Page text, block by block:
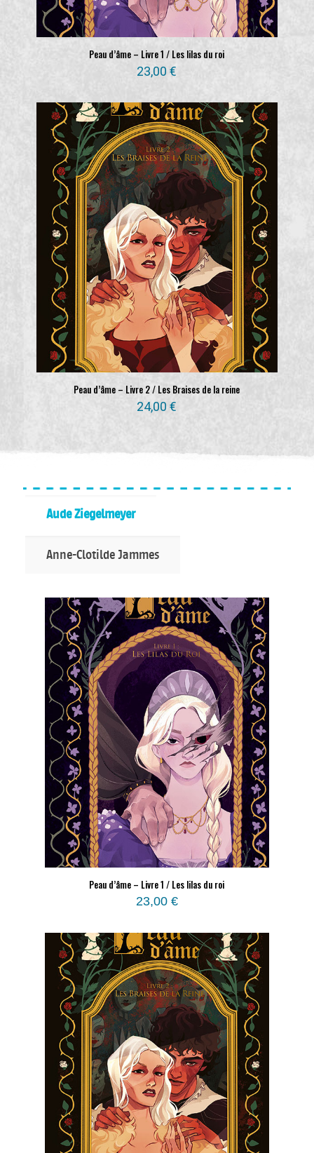
Peau d’âme – Livre 1 / Les lilas du roi
23,00€
Peau d’âme – Livre 2 / Les Braises de la reine
24,00€
Aude Ziegelmeyer
Anne-Clotilde Jammes
Peau d’âme – Livre 1 / Les lilas du roi
23,00 €